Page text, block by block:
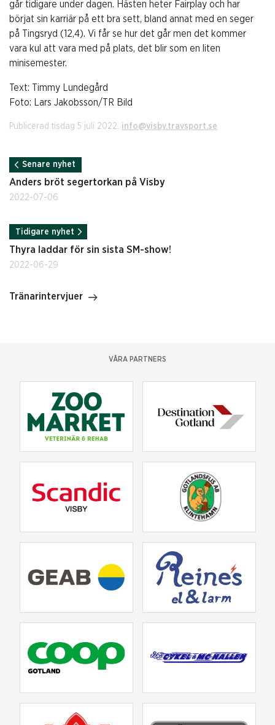
går tidigare under dagen. Hästen heter Fairplay och har
börjat sin karriär på ett bra sett, bland annat med en seger
på Tingsryd (12,4). Vi får se hur det går men det kommer
vara kul att vara med på plats, det blir som en liten
minisemester.
Text: Timmy Lundegård
Foto: Lars Jakobsson/TR Bild
Publicerad tisdag 5 juli 2022. info@visby.travsport.se
Senare nyhet
Anders bröt segertorkan på Visby
2022-07-06
Tidigare nyhet
Thyra laddar för sin sista SM-show!
2022-06-29
Tränarintervjuer
VÅRA PARTNERS